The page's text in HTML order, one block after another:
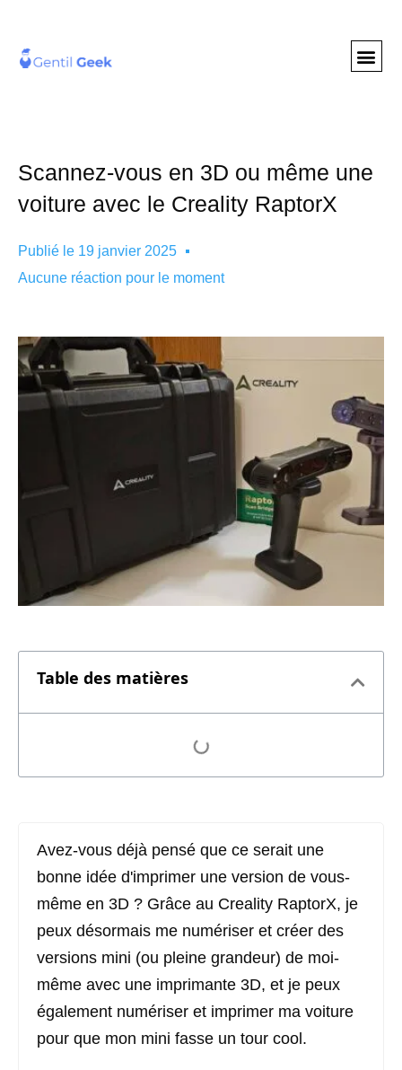
Scannez-vous en 3D ou même une
voiture avec le Creality RaptorX
Publié le 19 janvier 2025
Aucune réaction pour le moment
Table des matières
Avez-vous déjà pensé que ce serait une
bonne idée d'imprimer une version de vous-
même en 3D ? Grâce au Creality RaptorX, je
peux désormais me numériser et créer des
versions mini (ou pleine grandeur) de moi-
même avec une imprimante 3D, et je peux
également numériser et imprimer ma voiture
pour que mon mini fasse un tour cool.